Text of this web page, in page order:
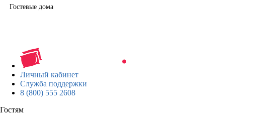
Гостевые дома
Личный кабинет
Служба поддержки
8 (800) 555 2608
Гостям